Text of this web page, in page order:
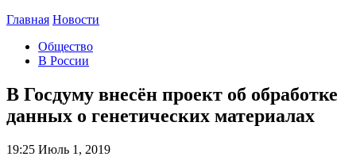
Главная Новости
Общество
В России
В Госдуму внесён проект об обработке
данных о генетических материалах
19:25 Июль 1, 2019